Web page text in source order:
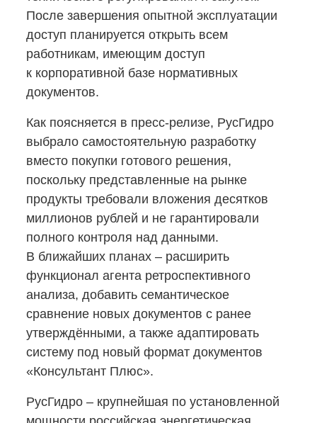
После завершения опытной эксплуатации
доступ планируется открыть всем
работникам, имеющим доступ
к корпоративной базе нормативных
документов.
Как поясняется в пресс-релизе, РусГидро
выбрало самостоятельную разработку
вместо покупки готового решения,
поскольку представленные на рынке
продукты требовали вложения десятков
миллионов рублей и не гарантировали
полного контроля над данными.
В ближайших планах – расширить
функционал агента ретроспективного
анализа, добавить семантическое
сравнение новых документов с ранее
утверждёнными, а также адаптировать
систему под новый формат документов
«Консультант Плюс».
РусГидро – крупнейшая по установленной